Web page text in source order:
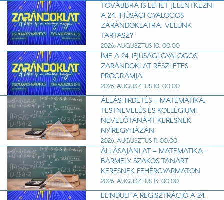
TOVÁBBRA IS LEHET JELENTKEZNI
A 24. IFJÚSÁGI GYALOGOS
ZARÁNDOKLATRA. VELÜNK
TARTASZ?
2026. AUGUSZTUS 10. 00:00
ÍME A 24. IFJÚSÁGI GYALOGOS
ZARÁNDOKLAT RÉSZLETES
PROGRAMJA!
2026. AUGUSZTUS 10. 00:00
ÁLLÁSHIRDETÉS – MATEMATIKA,
TESTNEVELÉS ÉS KOLLÉGIUMI
NEVELŐTANÁRT KERESNEK
NYÍREGYHÁZÁN
2026. AUGUSZTUS 11. 00:00
ÁLLÁSAJÁNLAT – MATEMATIKA-
BÁRMELY SZAKOS TANÁRT
KERESNEK FEHÉRGYARMATON
2026. AUGUSZTUS 13. 00:00
ELINDULT A REGISZTRÁCIÓ A 24.